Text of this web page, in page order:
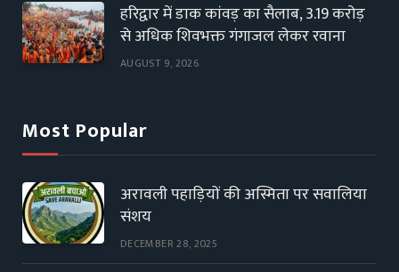
हरिद्वार में डाक कांवड़ का सैलाब, 3.19 करोड़
से अधिक शिवभक्त गंगाजल लेकर रवाना
AUGUST 9, 2026
Most Popular
अरावली पहाड़ियों की अस्मिता पर सवालिया
संशय
DECEMBER 28, 2025